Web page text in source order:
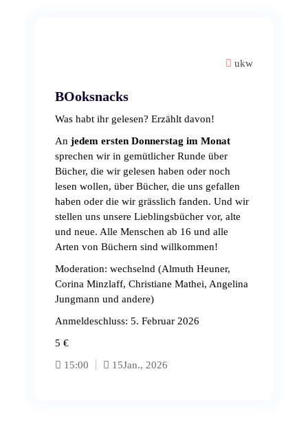
ukw
BOoksnacks
Was habt ihr gelesen? Erzählt davon!
An jedem ersten Donnerstag im Monat
sprechen wir in gemütlicher Runde über
Bücher, die wir gelesen haben oder noch
lesen wollen, über Bücher, die uns gefallen
haben oder die wir grässlich fanden. Und wir
stellen uns unsere Lieblingsbücher vor, alte
und neue. Alle Menschen ab 16 und alle
Arten von Büchern sind willkommen!
Moderation: wechselnd (Almuth Heuner,
Corina Minzlaff, Christiane Mathei, Angelina
Jungmann und andere)
Anmeldeschluss: 5. Februar 2026
5 €
15:00
15Jan., 2026